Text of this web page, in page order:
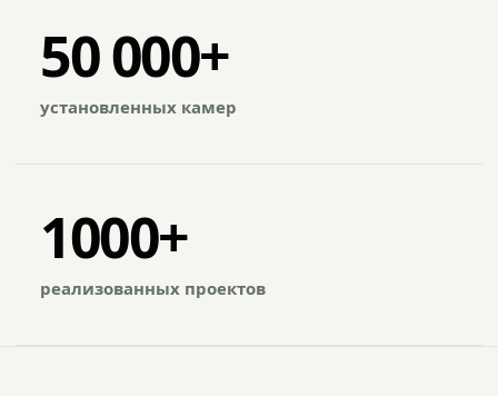
50 000+
установленных камер
1000+
реализованных проектов